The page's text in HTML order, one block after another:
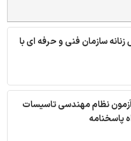
سازمان فنی و حرفه ای با
آزمون نظام مهندسی تاسیسات
پاسخنامه